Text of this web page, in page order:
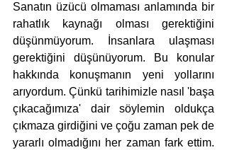
Sanatın üzücü olmaması anlamında bir
rahatlık kaynağı olması gerektiğini
düşünmüyorum. İnsanlara ulaşması
gerektiğini düşünüyorum. Bu konular
hakkında konuşmanın yeni yollarını
arıyordum. Çünkü tarihimizle nasıl 'başa
çıkacağımıza' dair söylemin oldukça
çıkmaza girdiğini ve çoğu zaman pek de
yararlı olmadığını her zaman fark ettim.